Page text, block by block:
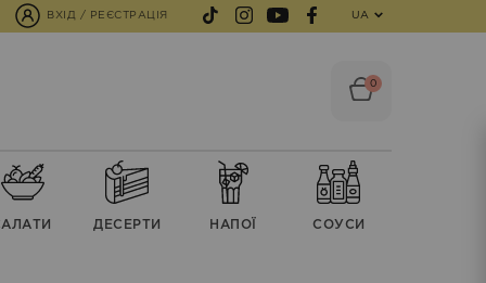
ВХІД / РЕЄСТРАЦІЯ UA
0
ДЕСЕРТИ НАПОЇ СОУСИ